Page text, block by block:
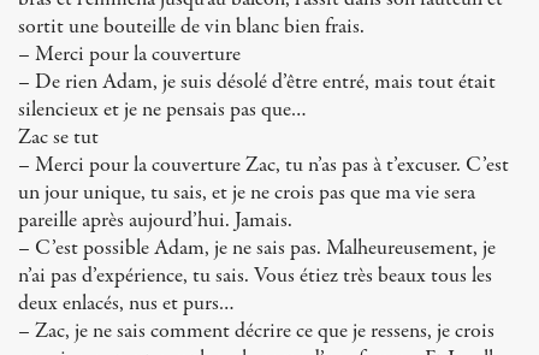
sortit une bouteille de vin blanc bien frais.
– Merci pour la couverture
– De rien Adam, je suis désolé d’être entré, mais tout était
silencieux et je ne pensais pas que…
Zac se tut
– Merci pour la couverture Zac, tu n’as pas à t’excuser. C’est
un jour unique, tu sais, et je ne crois pas que ma vie sera
pareille après aujourd’hui. Jamais.
– C’est possible Adam, je ne sais pas. Malheureusement, je
n’ai pas d’expérience, tu sais. Vous étiez très beaux tous les
deux enlacés, nus et purs…
– Zac, je ne sais comment décrire ce que je ressens, je crois